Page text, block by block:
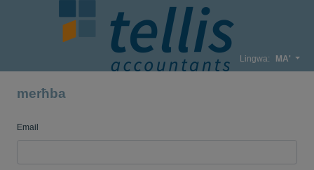
Lingwa: MA'
merħba
Email